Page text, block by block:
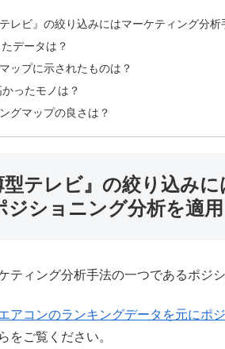
テレビ』の絞り込みにはマーケティング分
データは？
ップに示されたものは？
ったモノは？
グマップの良さは？
型テレビ』の絞り込み
ショニング分析を適用
ティング分析手法の一つであるポジ
アコンのランキングデータを元にポ
をご覧ください。